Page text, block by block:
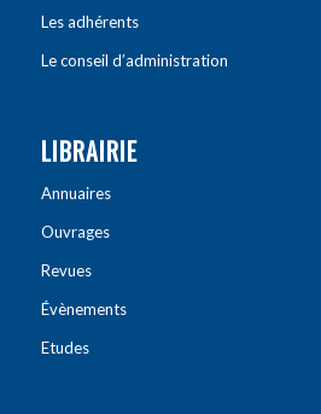
Les adhérents
Le conseil d’administration
LIBRAIRIE
Annuaires
Ouvrages
Revues
Évènements
Etudes